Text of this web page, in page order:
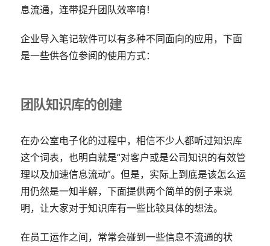
息流通，连带提升团队效率唷！
企业导入笔记软件可以有多种不同面向的应用，下面
是一些供各位参阅的使用方式：
团队知识库的创建
在办公室电子化的过程中，相信不少人都听过知识库
这个词表，也明白就是“对客户或是公司知识的有效管
理以及加速信息流动”。但是，实际上到底是该怎么运
用仍然是一知半解，下面提供两个简单的例子来说
明，让大家对于知识库有一些比较具体的想法。
在员工运作之间，常常会碰到一些信息不流通的状